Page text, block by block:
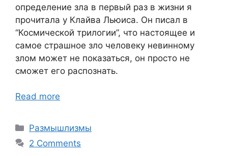
определение зла в первый раз в жизни я
прочитала у Клайва Льюиса. Он писал в
“Космической трилогии”, что настоящее и
самое страшное зло человеку невинному
злом может не показаться, он просто не
сможет его распознать.
Read more
Categories
Размышлизмы
2 Comments